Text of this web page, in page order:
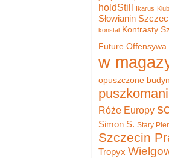
holdStill Ikarus
Słowianin
konstal Kontrasty
Future Offensywa
w
opuszczone
Róże Europy
Simon S. Stary
Szczecin
Tropyx